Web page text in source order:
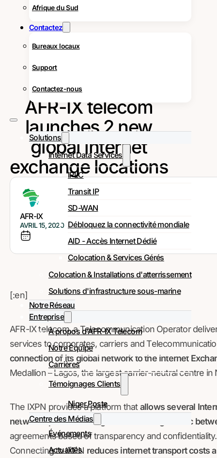
Afrique du Sud
Contactez
Bureaux locaux
Support
Contactez-nous
Solutions
Internet Data Services
IPLC
Transit IP
SD-WAN
Débloquez la connectivité mondiale
AID - Accès Internet Dédié
Colocation & Services Gérés
Colocation & Installations d'atterrissement
Solutions d'infrastructure sous-marine
Notre Réseau
Entreprise
À propos d'AFR-IX Telecom
Notre Équipe
Carrières
Témoignages Clients
Niger Poste
Centre des Médias
Événements
Actualités
AFR-IX telecom
launches 2 new
global internet
exchange locations
AFR-IX
AVRIL 15, 2020
[:en]
AFR-IX telecom, a Telecommunication Operator
services to corporates, carriers and
connection of its global network to the Internet
Medallion – Lagos, the largest carrier-neutral centre in
The IXPN provides a platform thatallows several
network operators in Nigeria to exchange traffic
agreements based of transparency and confidentiality.
Connecting to IXPN reduces internet transport costs